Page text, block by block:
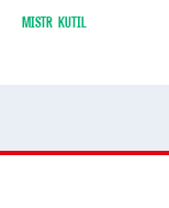
MISTR KUTIL